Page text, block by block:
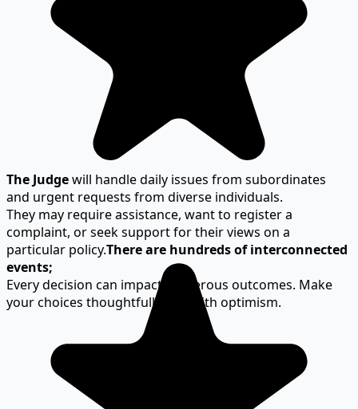
The Judgewill handle daily issues from subordinates
and urgent requests from diverse individuals.
They may require assistance, want to register a
complaint, or seek support for their views on a
particular policy.There are hundreds of interconnected
events;
Every decision can impact numerous outcomes. Make
your choices thoughtfully and with optimism.